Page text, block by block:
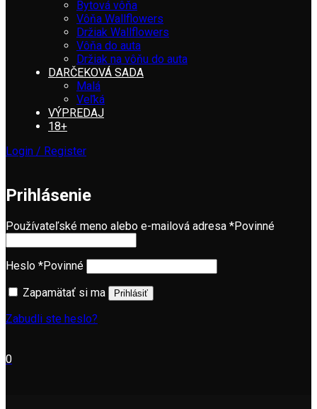
Bytová vôňa
Vôňa Wallflowers
Držiak Wallflowers
Vôňa do auta
Držiak na vôňu do auta
DARČEKOVÁ SADA
Malá
Veľká
VÝPREDAJ
18+
Login / Register
Prihlásenie
Používateľské meno alebo e-mailová adresa *Povinné
Heslo *Povinné
Zapamätať si ma
Prihlásiť
Zabudli ste heslo?
0